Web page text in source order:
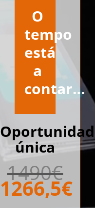
O
tempo
está
a
contar…
única
1490€
1266,5€